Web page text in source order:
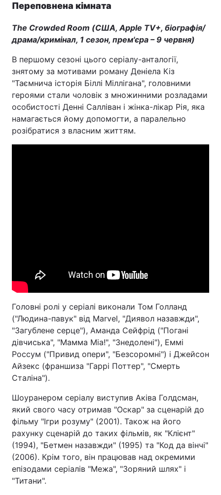
Переповнена кімната
The Crowded Room (США, Apple TV+, біографія/
драма/кримінал, 1 сезон, прем'єра – 9 червня)
В першому сезоні цього серіалу-анталогії,
знятому за мотивами роману Деніела Кіз
"Таємнича історія Біллі Міллігана", головними
героями стали чоловік з множинними розладами
особистості Денні Салліван і жінка-лікар Рія, яка
намагається йому допомогти, а паралельно
розібратися з власним життям.
Головні ролі у серіалі виконали Том Голланд
("Людина-павук" від Marvel, "Диявол назавжди",
"Загублене серце"), Аманда Сейфрід ("Погані
дівчиська", "Мамма Міа!", "Знедолені"), Еммі
Россум ("Привид опери", "Безсоромні") і Джейсон
Айзекс (франшиза "Гаррі Поттер", "Смерть
Сталіна").
Шоуранером серіалу виступив Аківа Голдсман,
який свого часу отримав "Оскар" за сценарій до
фільму "Ігри розуму" (2001). Також на його
рахунку сценарій до таких фільмів, як "Клієнт"
(1994), "Бетмен назавжди" (1995) та "Код да вінчі"
(2006). Крім того, він працював над окремими
епізодами серіалів "Межа", "Зоряний шлях" і
"Титани".